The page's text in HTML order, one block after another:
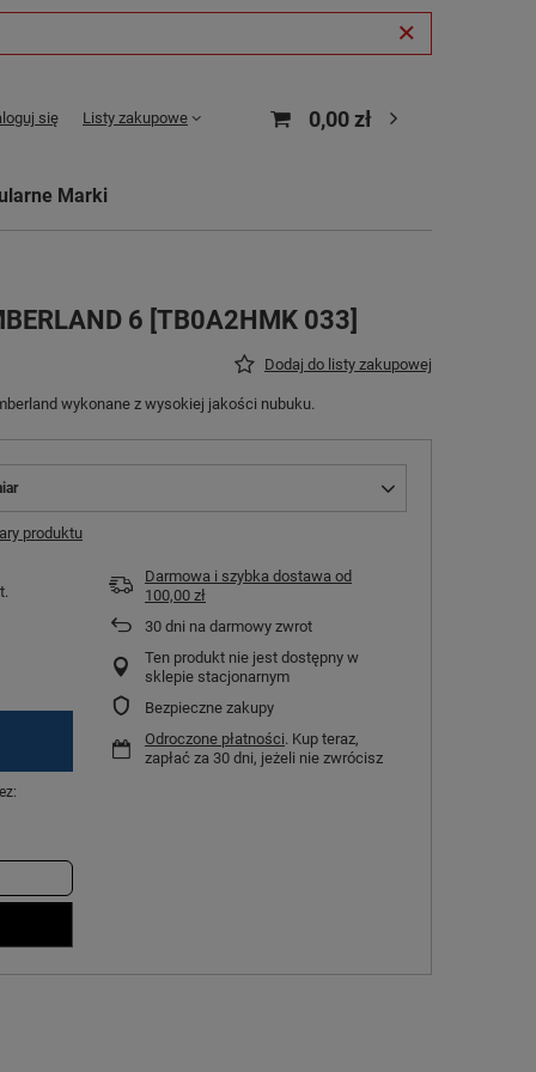
się Listy zakupowe 0,00 zł
Marki
6 [TB0A2HMK 033]
Dodaj do listy zakupowej
wykonane z wysokiej jakości nubuku.
produktu
Darmowa i szybka dostawa od
100,00 zł
30 dni na darmowy zwrot
Ten produkt nie jest dostępny w
sklepie stacjonarnym
Bezpieczne zakupy
Odroczone płatności. Kup teraz,
zapłać za 30 dni, jeżeli nie zwrócisz